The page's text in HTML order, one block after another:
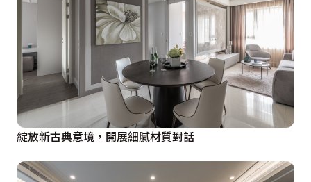
綻放新古典意境，開展細膩材質對話